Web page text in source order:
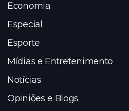
Economia
Especial
Esporte
Mídias e Entretenimento
Notícias
Opiniões e Blogs